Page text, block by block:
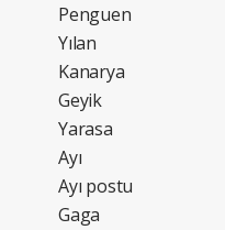
Penguen
Yılan
Kanarya
Geyik
Yarasa
Ayı
Ayı postu
Gaga